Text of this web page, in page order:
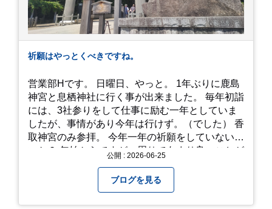
祈願はやっとくべきですね。
営業部Hです。 日曜日、やっと。 1年ぶりに鹿島
神宮と息栖神社に行く事が出来ました。 毎年初詣
には、3社参りをして仕事に励む一年としていま
したが、事情があり今年は行けず。（でした） 香
取神宮のみ参拝。 今年一年の祈願をしていないせ
いか？ 年始からですが、周りであまり良いことが
から、あっという間に半年が過ぎやっとこさ。 3
日後のこと。不思議ですね。 気にかかる事1つ
目。友人の長期入院から退院の知らせあり！ 気に
公開 : 2026-06-25
ブログを見る